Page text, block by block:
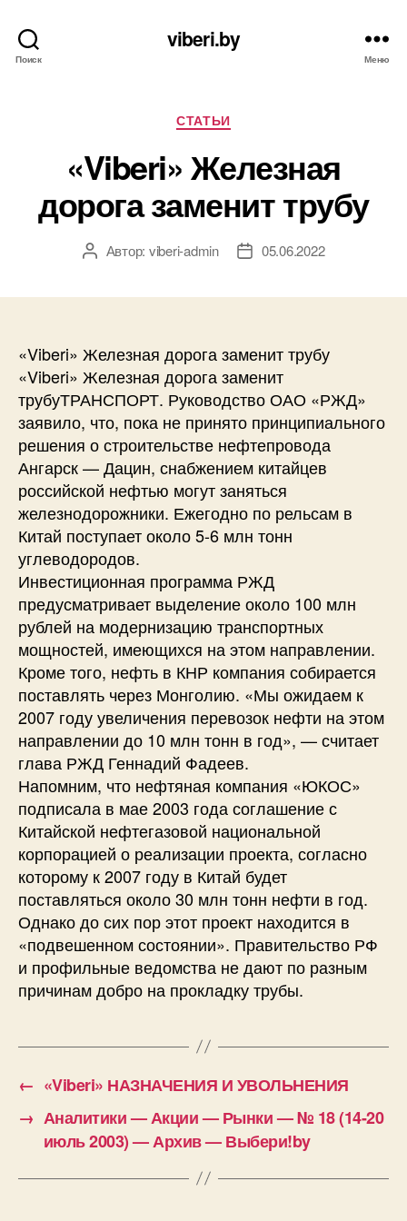
Поиск
viberi.by
Меню
Рубрики
СТАТЬИ
«Viberi» Железная
дорога заменит трубу
АвторАвтор: viberi-admin
Дата05.06.2022
«Viberi» Железная дорога заменит трубу
«Viberi» Железная дорога заменит
трубуТРАНСПОРТ. Руководство ОАО «РЖД»
заявило, что, пока не принято принципиального
решения о строительстве нефтепровода
Ангарск — Дацин, снабжением китайцев
российской нефтью могут заняться
железнодорожники. Ежегодно по рельсам в
Китай поступает около 5-6 млн тонн
углеводородов.
Инвестиционная программа РЖД
предусматривает выделение около 100 млн
рублей на модернизацию транспортных
мощностей, имеющихся на этом направлении.
Кроме того, нефть в КНР компания собирается
поставлять через Монголию. «Мы ожидаем к
2007 году увеличения перевозок нефти на этом
направлении до 10 млн тонн в год», — считает
глава РЖД Геннадий Фадеев.
Напомним, что нефтяная компания «ЮКОС»
подписала в мае 2003 года соглашение с
Китайской нефтегазовой национальной
корпорацией о реализации проекта, согласно
которому к 2007 году в Китай будет
поставляться около 30 млн тонн нефти в год.
Однако до сих пор этот проект находится в
«подвешенном состоянии». Правительство РФ
и профильные ведомства не дают по разным
причинам добро на прокладку трубы.
← «Viberi» НАЗНАЧЕНИЯ И УВОЛЬНЕНИЯ
→ Аналитики — Акции — Рынки — № 18 (14-20
июль 2003) — Архив — Выбери!by